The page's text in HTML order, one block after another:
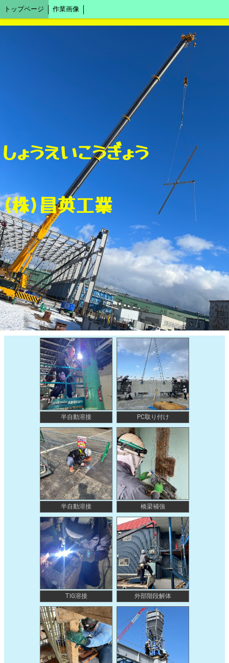
トップページ 作業画像
しょうえいこうぎょう
(株)昌英工業
半自動溶接 PC取り付け
半自動溶接 橋梁補強
TIG溶接 外部階段解体